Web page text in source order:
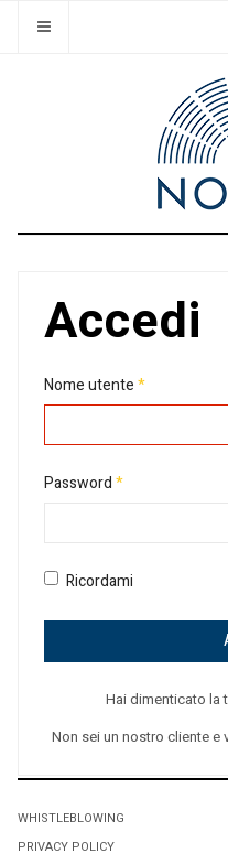
Accedi
Nome utente*
Password*
Ricordami
Hai dimenticato la
Non sei un nostro cliente
WHISTLEBLOWING
PRIVACY POLICY